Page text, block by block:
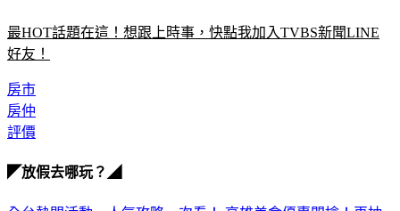
最HOT話題在這！想跟上時事，快點我加入TVBS新聞LINE
好友！
房市
房仲
評價
◤放假去哪玩？◢